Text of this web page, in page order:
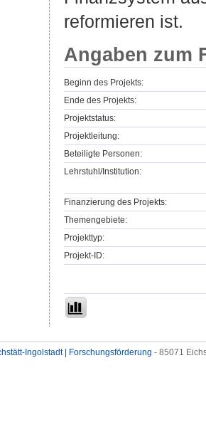
reformieren ist.
Angaben zum
Beginn des Projekts:
Ende des Projekts:
Projektstatus:
Projektleitung:
Beteiligte Personen:
Lehrstuhl/Institution:
Finanzierung des Projekts:
Themengebiete:
Projekttyp:
Projekt-ID:
Ingolstadt | Forschungsförderung - 85071